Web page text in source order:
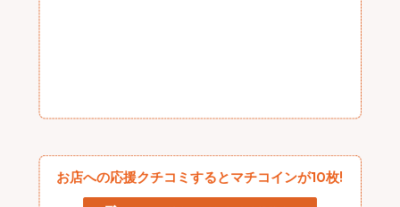
お店への応援クチコミするとマチコインが10枚!